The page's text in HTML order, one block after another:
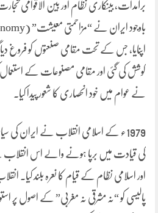
برآمدات، بینکاری نظام اور بین الاقوامی
اپنایا، جس کے تحت مقامی صنعتوں کو فروغ
کوشش کی گئی اور مقامی مصنوعات کے استعمال
نے عوام میں خود انحصاری کا شعور پیدا کیا۔
1979ء کے اسلامی انقلاب نے ایران کی
کی قیادت میں برپا ہونے والے اس
اور اسلامی نظام کے قیام کا نعرہ بلند کیا۔
پالیسی کو “نہ مشرقی نہ مغربی” کے اصول پر